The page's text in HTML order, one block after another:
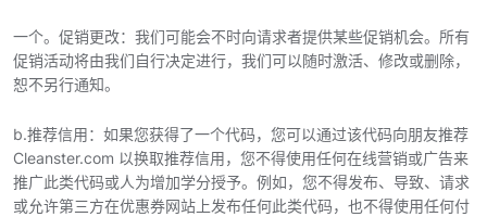
一个。促销更改：我们可能会不时向请求者提供某些促销机会。所有
促销活动将由我们自行决定进行，我们可以随时激活、修改或删除，
恕不另行通知。
b.推荐信用：如果您获得了一个代码，您可以通过该代码向朋友推荐
Cleanster.com 以换取推荐信用，您不得使用任何在线营销或广告来
推广此类代码或人为增加学分授予。例如，您不得发布、导致、请求
或允许第三方在优惠券网站上发布任何此类代码，也不得使用任何付